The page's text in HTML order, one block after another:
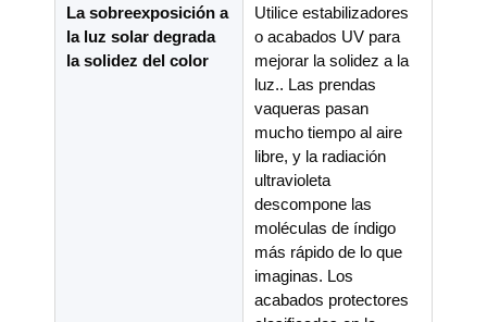
La sobreexposición a
la luz solar degrada
la solidez del color
Utilice estabilizadores
o acabados UV para
mejorar la solidez a la
luz.. Las prendas
vaqueras pasan
mucho tiempo al aire
libre, y la radiación
ultravioleta
descompone las
moléculas de índigo
más rápido de lo que
imaginas. Los
acabados protectores